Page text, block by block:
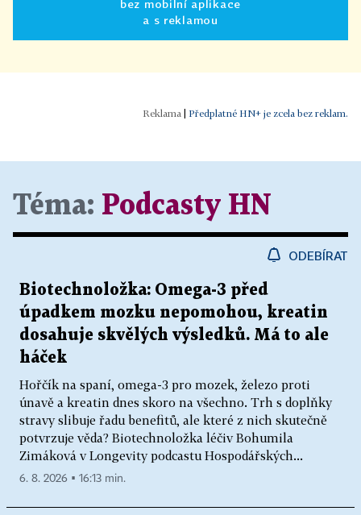
bez mobilní aplikace
a s reklamou
| Předplatné HN+ je zcela bez reklam.
Téma: Podcasty HN
ODEBÍRAT
Biotechnoložka: Omega-3 před
úpadkem mozku nepomohou, kreatin
dosahuje skvělých výsledků. Má to ale
háček
Hořčík na spaní, omega-3 pro mozek, železo proti
únavě a kreatin dnes skoro na všechno. Trh s doplňky
stravy slibuje řadu benefitů, ale které z nich skutečně
potvrzuje věda? Biotechnoložka léčiv Bohumila
Zimáková v Longevity podcastu Hospodářských...
6. 8. 2026 ▪ 16:13 min.